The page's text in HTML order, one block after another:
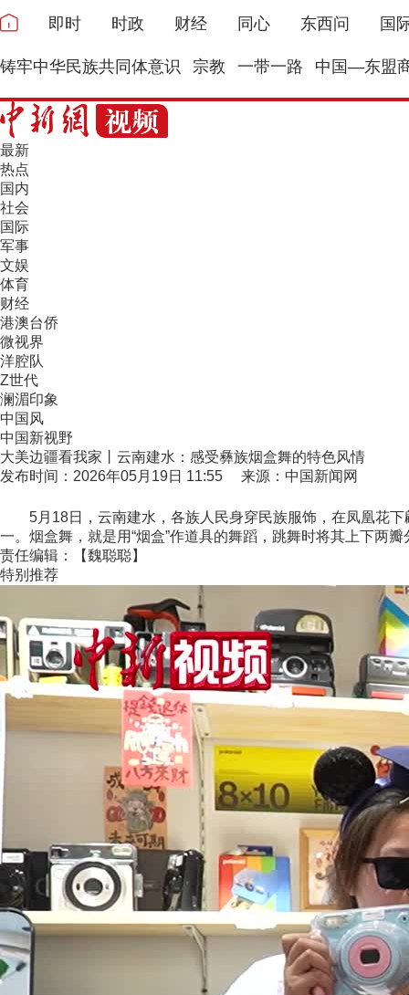
即时 时政 财经 同心 东西问 国
铸牢中华民族共同体意识 宗教 一带一路 中国—东盟
最新
热点
国内
社会
国际
军事
文娱
体育
财经
港澳台侨
微视界
洋腔队
Z世代
澜湄印象
中国风
中国新视野
大美边疆看我家丨云南建水：感受彝族烟盒舞的特色风情
发布时间：2026年05月19日 11:55 来源：中国新闻网
5月18日，云南建水，各族人民身穿民族服饰，在凤凰花下
一。烟盒舞，就是用“烟盒”作道具的舞蹈，跳舞时将其上下两
责任编辑：【魏聪聪】
特别推荐